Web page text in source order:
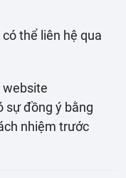
thể liên hệ qua
website
sự đồng ý bằng
nhiệm trước